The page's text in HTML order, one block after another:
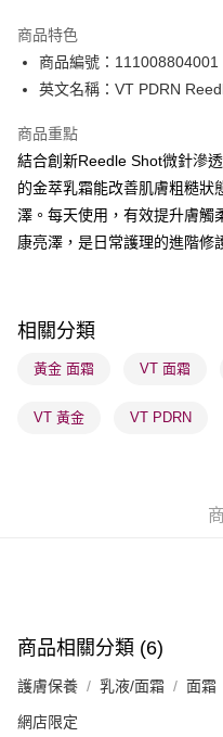
PayMe
WeChat Pay
BoC Pay
送貨方式
順豐自助櫃 - 確認發貨後1-3
每筆HK$65.00，滿HK$300.00
每筆HK$65.00，滿HK$300.00
確認發貨後1-3 工作天送達，
每筆HK$65.00，滿
每筆HK$20.00，滿
(澳門門市) 只顯示可選門市
澳門地區配送 - 確認發貨後1-4
商品特色
商品編號：111008804001
英文名稱：VT PDRN
商品重點
結合創新Reedle Shot微針滲
的金萃乳霜能改善肌膚粗糙狀
澤。每天使用，有效提升膚觸
康亮澤，是日常護理的進階修
相關分類
黃金 面霜 VT 面霜
VT 黃金 VT PDRN
商品相關分類 (6)
護膚保養 乳液/面霜 面霜
網店限定